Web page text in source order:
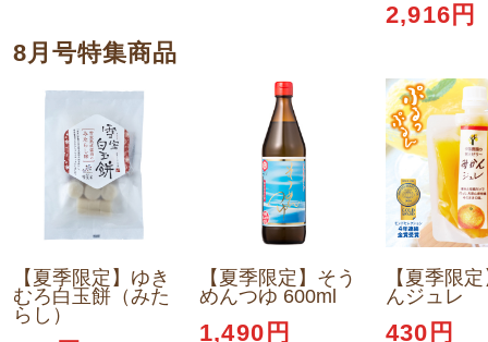
2,916円
8月号特集商品
【夏季限定】ゆき
むろ白玉餅（みた
らし）
【夏季限定】そう
めんつゆ 600ml
1,490円
【夏季限
んジュレ
430円